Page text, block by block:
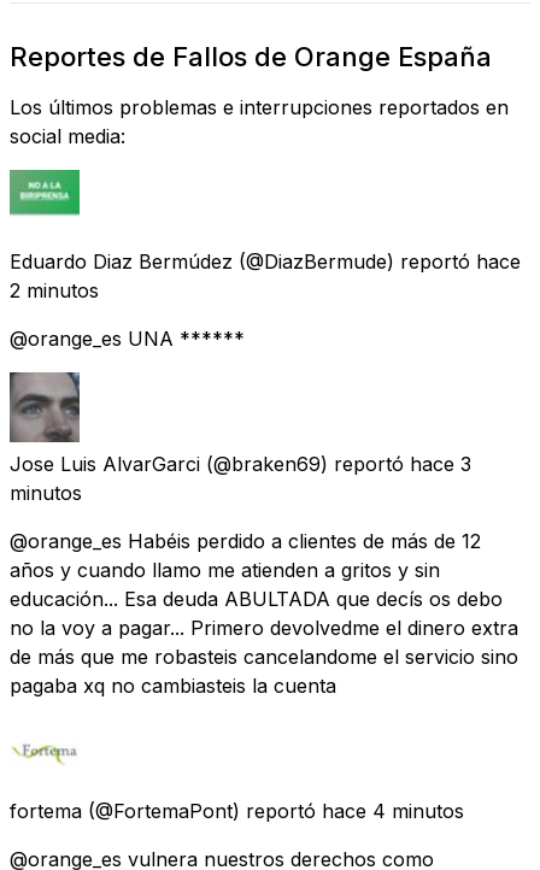
Reportes de Fallos de Orange España
Los últimos problemas e interrupciones reportados en
social media:
Eduardo Diaz Bermúdez (@DiazBermude) reportó hace
2 minutos
@orange_es UNA ******
Jose Luis AlvarGarci (@braken69) reportó hace 3
minutos
@orange_es Habéis perdido a clientes de más de 12
años y cuando llamo me atienden a gritos y sin
educación... Esa deuda ABULTADA que decís os debo
no la voy a pagar... Primero devolvedme el dinero extra
de más que me robasteis cancelandome el servicio sino
pagaba xq no cambiasteis la cuenta
fortema (@FortemaPont) reportó hace 4 minutos
@orange_es vulnera nuestros derechos como